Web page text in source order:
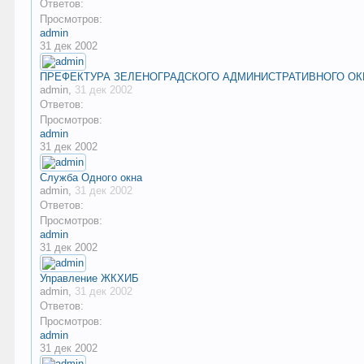
Ответов:
Просмотров:
admin
31 дек 2002
ПРЕФЕКТУРА ЗЕЛЕНОГРАДСКОГО АДМИНИСТРАТИВНОГО
admin, 31 дек 2002
Ответов:
Просмотров:
admin
31 дек 2002
Служба Одного окна
admin, 31 дек 2002
Ответов:
Просмотров:
admin
31 дек 2002
Управление ЖКХИБ
admin, 31 дек 2002
Ответов:
Просмотров:
admin
31 дек 2002